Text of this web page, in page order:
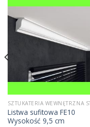
Listwa sufitowa FE10
Wysokość 9,5 cm